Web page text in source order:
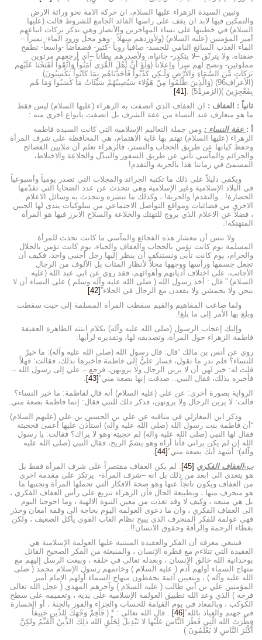
وتبين السيدة الزهراء عليها السلام، ان حركة الامة نحو وراثة الارض
والتمكين فيها لابد ان يقف على راسها القائد الجامع للشروط قالت (عليها
السلام) في خطبتها على نساء المهاجرين والأنصار وهي تذكر بركات اتباعهم
أمير المؤمنين (عليه السلام) (ولأوردهم منهلاً -وهو محل ورود الماء- نميراً –
الماء العذب السائغ النامي للجسد- صافياً روياً -كثير- فضفاضاً -واسعاً- تطفح
ضفتاه، ولا يترنّق –لا يتكدر- جانباه، ولأصدرهم بطاناً –أي أرجعهم مرتوين
مملوئين- ونصح لهم سراً وإعلاناً (وَلَوْ أَنَّ أَهْلَ الْقُرَى آمَنُواْ وَاتَّقَواْ لَفَتَحْنَا عَلَيْهِم
بَرَكَاتٍ مِّنَ السَّمَاءِ وَالأَرْضِ وَلَـكِن كَذَّبُواْ فَأَخَذْنَاهُم بِمَا كَانُواْ يَكْسِبُونَ)
(الأعراف96) (وَالَّذِينَ ظَلَمُوا مِنْ هَؤُلاء سَيُصِيبُهُمْ سَيِّئَاتُ مَا كَسَبُوا وَمَا هُم
بِمُعْجِزِينَ )(الزمر51) .
[41]
ثانياً : العفاف : ان العفاف الذي اتصفت به الزهراء (عليها السلام) ليس فقط
ما هو متعارف عند النساء من عفة الشرف بل اتصفت بانواع اخرى منه :
أ : عفة النساء : ومن جملة التعاليم الإسلامية التي كانت السيدة فاطمة
الزهراء (عليها السلام) تهتم بها غاية الاهتمام، هي المحافظة على شرف المرأة
وحفظ كيانها عن طريق الحجاب والتستر، فالزهراء تعلم أن ملايين الفضائح
والجرائم والمآسي تأتي عن طريق السفور والتبذّل والخلاعة والاختلاط،
المسمىّ في زماننا هذا بالحرية والتقدم!
ويكفي دليلاً على ذلك ما تكتبه الجرائد والمجلات التي تصدر يومياً وأسبوعياً
في البلاد الإسلامية وغير الإسلامية وهي تتحدث عن عدد الضحايا التي تقدّمها
الحضارة!.. والتقدم! والحرية! ، وكذلك ما تنشره وتتحدث به وسائل الاعلام
الاخرى من فضائيات ومواقع التواصل الاجتماعي من سلوكيات يندى لها الجبين
، فضلاً عن الاعلام الذي يروج للتهتك والخلاعة والسلاح الابرز فيها هو المرأة
المتهتكة!.
ولا ننس أن معشار هذه الفجائع والمآسي ما كانت تحدث للمرأة
المسلمة يوم كانت تؤمن بالحجاب والعفاف والحياء، يوم كانت تؤمن بالحلال
والحرام، يوم كانت تأبى وتستنكف أن ينظر إليها رجل أجنبي واحد، فكيف أن
تجعل جسمها ورأسها ووجهها محلاًّ لأنظار المئات بل الألوف من الرجال
الأجانب، على اختلاف أديانهم وأهوائهم، فقد روي عن ابي عبد الله (عليه
السلام) ” قال : أخذ رسول الله ( صلى الله عليه وآله وسلم ) على النساء أن لا
ينحن ولا يخمشن ولا يقعدن مع الرجال في الخلاء”[42]
ولما ضاعت المفاهيم والقيم سقطت المرأة المسلمة إلى حيث سقطت
وبلغ بها الأمر إلى ما بلغ!.
وإليك إعجاب الرسول (صلى الله عليه وآله) بكلام ابنته الطاهرة العفيفة
فاطمة الزهراء حول المرأة، وتصديقه لها، وتقديره لرأيها:
روي عن أنس بن مالك “قال: قال رسول الله (صلى الله عليه وآله): ما خيرٌ
للنساء؟ فلم ندرِ ما نقول، فسار عليُّ إلى فاطمة فأخبرها بذلك، فقالت: فهلاّ
قلت له: خير لهن أن لا يرين الرجال ولا يرونهن، فرجع – علي إلى رسول الله –
فأخبره بذلك، فقال النبي.. صدقت إنها بضعة مني”[43]
.
الرواية بصورة أخرى: عن علي (عليه السلام) أنه قال لفاطمة: ما خير النساء؟
قالت: لا يرين الرجال ولا يرونهن، فذكر ذلك للنبي فقال: إنما فاطمة بضعة مني.
وذكر ابن المغازلي في مناقبه عن علي بن الحسين بن علي (عليهم السلام)
“أن فاطمة بنت رسول الله (صلى الله عليه وآله) استأذن عليها أعمى فحجبته
فقال لها النبي (صلى الله عليه وآله) لم حجبتِه وهو لا يراك؟ فقالت: يا رسول
الله إن لم يكن يراني فأنا أراه وهو يشمّ الريح، فقال النبي (صلى الله عليه
وآله): أشهد أنكَ بضعة مني”[44]
.
ب-العفاف الفكري [45]
: لم يكن العفاف مقتصراً على شرف المرأة فقط بل
هو يتعدى الى ابعد من ذلك بل انه –شرف المرأة- يرتكز على مقدمة اخرى
من العفاف ويكون ناتجاً عنها وهو صحة الافكار التي تحملها المرأة وتجنبها ما
هو منحرف منها ، وبطبيعة الحال فأن الزهراء تتربع على رأس العفاف الفكري ،
بل هي منبعه ، وكيف لا وقد تغذت من معين النبوة الالهية ، وما احوجنا اليوم
الى العفاف الفكري ، وان ما دعوى العولمه اليوم بحاجة الى وقفة امعان وحذر
فهي عولمة للفكر المنحرف الذي يبيح نظام الغاب القوي يأكل الضعيف ، ولكن
بغطاء الرحمة والرأفة وحقوق الانسان!! .
فينبغي معرفة أن الفكر والعقيدة المبتنية عليها العولمة الإسلامية هي
العقيدة التي تتلاءم مع فطرة الإنسان ، والمنبعثة من الفكر الصحيح القائل
بوحدانية الله خالق الإنسان ، وبعدله تعالى في خلقه ، وببعث الرسل إليهم مع
منهاج السماء أولهم آدم ( عليه السلام ) وخاتمهم رسول الإسلام محمد ( صلى
الله عليه وآله ) ، وبتعيين أئمة يحفظون منهاج السماء أولهم الإمام أمير
المؤمنين علي بن أبي طالب ( عليه السلام ) وآخرهم المهدي ( عجل الله تعالى
فرجه ) الذي وعد الله تطبيق العولمة الإسلامية على يديه ، وتعميمه على سطح
الكوكب ، وبالمعاد في يوم القيامة للحساب والجزاء والفوز بالجنة ، أو الخسارة
في جهنم والعياذ بالله”[46]
. قال الله تعالى : * ( فَأَقِمْ وَجْهَكَ لِلدِّينِ حَنِيفاً
فِطْرَتَ الله الَّتِي فَطَرَ النَّاسَ عَلَيْها لا تَبْدِيلَ لِخَلْقِ الله ذلِكَ الدِّينُ الْقَيِّمُ ولكِنَّ
أَكْثَرَ النَّاسِ لا يَعْلَمُونَ )